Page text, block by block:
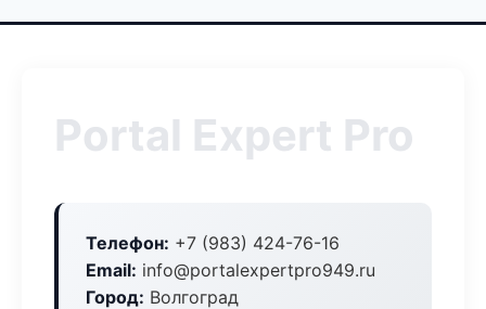
Portal Expert Pro
Телефон: +7 (983) 424-76-16
Email: info@portalexpertpro949.ru
Город: Волгоград